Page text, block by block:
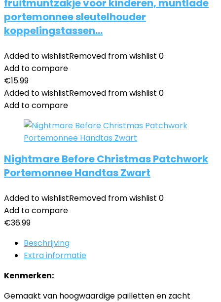
fruitmuntzakje voor kinderen, muntlade
portemonnee sleutelhouder
koppelingstassen…
Added to wishlistRemoved from wishlist 0
Add to compare
€15.99
Added to wishlistRemoved from wishlist 0
Add to compare
Nightmare Before Christmas Patchwork
Portemonnee Handtas Zwart
Added to wishlistRemoved from wishlist 0
Add to compare
€36.99
Beschrijving
Extra informatie
Kenmerken:
Gemaakt van hoogwaardige pailletten en zacht